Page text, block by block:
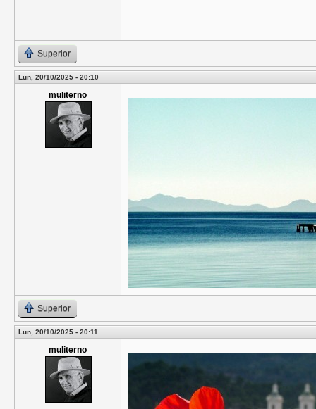
Superior
Lun, 20/10/2025 - 20:10
muliterno
Superior
Lun, 20/10/2025 - 20:11
muliterno